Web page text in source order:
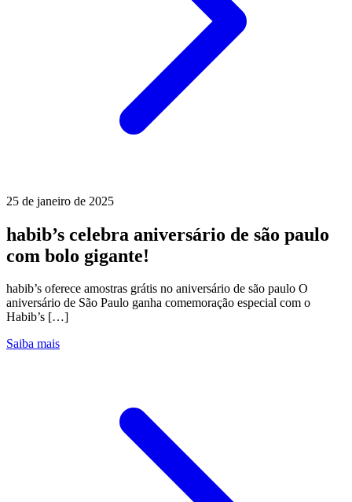
25 de janeiro de 2025
habib’s celebra aniversário de são paulo
com bolo gigante!
habib’s oferece amostras grátis no aniversário de são paulo O
aniversário de São Paulo ganha comemoração especial com o
Habib’s […]
Saiba mais